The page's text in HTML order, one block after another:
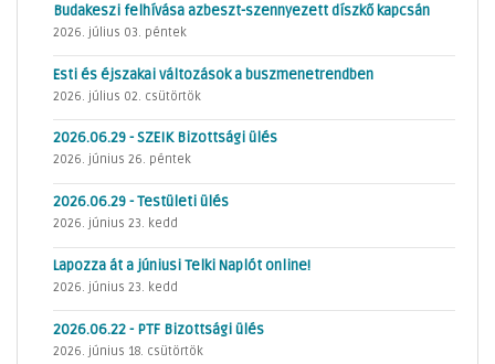
Budakeszi felhívása azbeszt-szennyezett díszkő kapcsán
2026. július 03. péntek
Esti és éjszakai változások a buszmenetrendben
2026. július 02. csütörtök
2026.06.29 - SZEIK Bizottsági ülés
2026. június 26. péntek
2026.06.29 - Testületi ülés
2026. június 23. kedd
Lapozza át a júniusi Telki Naplót online!
2026. június 23. kedd
2026.06.22 - PTF Bizottsági ülés
2026. június 18. csütörtök